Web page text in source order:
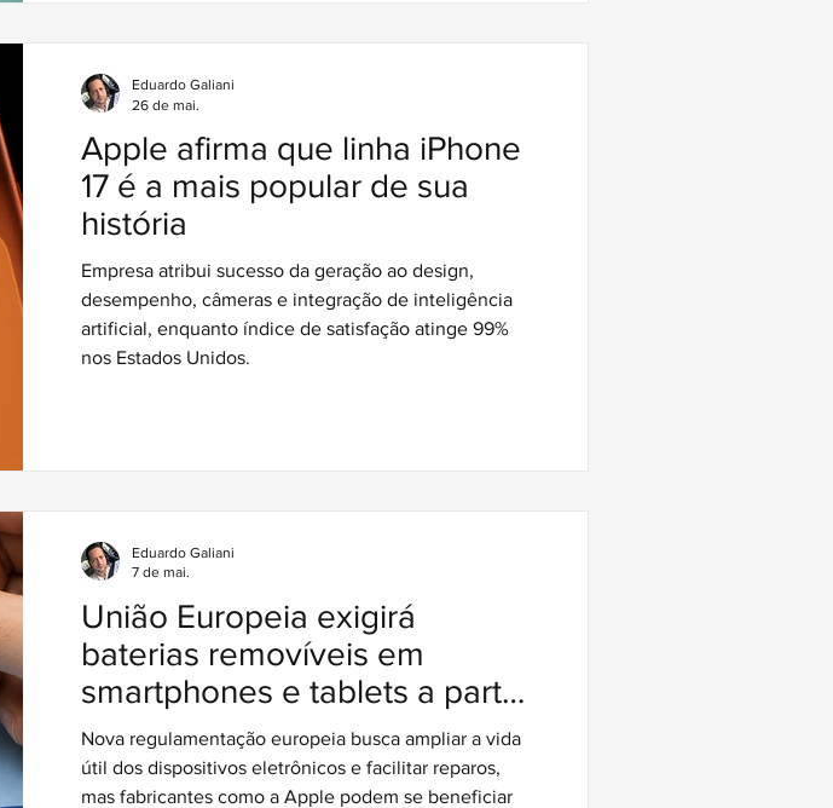
Apple afirma que linha iPhone
17 é a mais popular de sua
história
Empresa atribui sucesso da geração ao design,
desempenho, câmeras e integração de inteligência
artificial, enquanto índice de satisfação atinge 99%
nos Estados Unidos.
Eduardo Galiani
26 de mai.
União Europeia exigirá
baterias removíveis em
smartphones e tablets a partir
de 2027, mas iPhones podem
'escapar' da regra
Nova regulamentação europeia busca ampliar a vida
útil dos dispositivos eletrônicos e facilitar reparos,
mas fabricantes como a Apple podem se beneficiar
Eduardo Galiani
7 de mai.